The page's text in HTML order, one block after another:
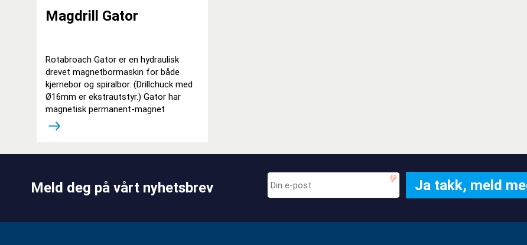
Magdrill Gator
Rotabroach Gator er en hydraulisk
drevet magnetbormaskin for både
kjernebor og spiralbor. (Drillchuck med
Ø16mm er ekstrautstyr.) Gator har
magnetisk permanent-magnet
Meld deg på vårt nyhetsbrev